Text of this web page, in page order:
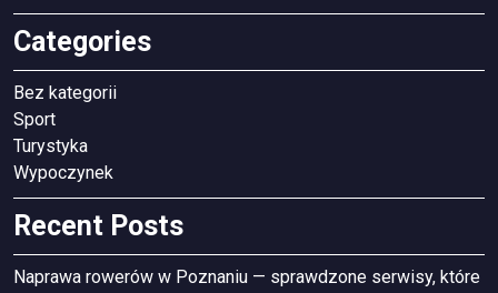
Categories
Bez kategorii
Sport
Turystyka
Wypoczynek
Recent Posts
Naprawa rowerów w Poznaniu — sprawdzone serwisy, które